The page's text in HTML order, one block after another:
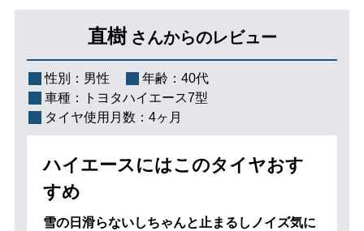
直樹 さんからのレビュー
性別： 男性 年齢： 40代
車種：
トヨタハイエース7型
タイヤ使用月数： 4ヶ月
ハイエースにはこのタイヤおす
すめ
雪の日滑らないしちゃんと止まるしノイズ気に